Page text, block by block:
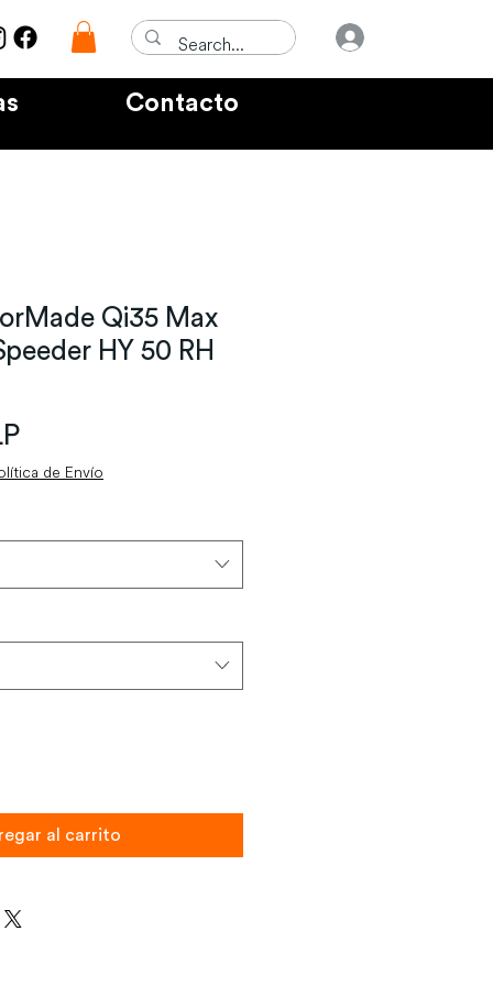
Contacto
Qi35 Max
HY 50 RH
Precio
de Envío
al carrito